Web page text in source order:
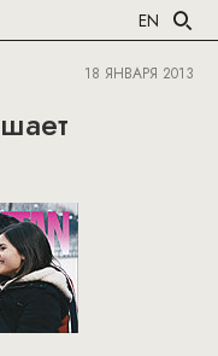
EN
18 ЯНВАРЯ 2013